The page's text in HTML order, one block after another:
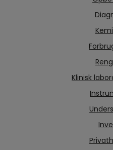
Klinisk